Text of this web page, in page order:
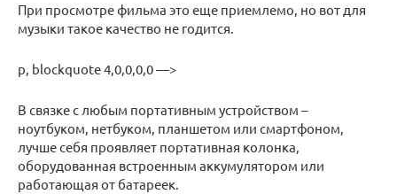
При просмотре фильма это еще приемлемо, но вот для
музыки такое качество не годится.
p, blockquote 4,0,0,0,0 —>
В связке с любым портативным устройством –
ноутбуком, нетбуком, планшетом или смартфоном,
лучше себя проявляет портативная колонка,
оборудованная встроенным аккумулятором или
работающая от батареек.